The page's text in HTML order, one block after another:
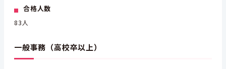
合格人数
83人
一般事務（高校卒以上）